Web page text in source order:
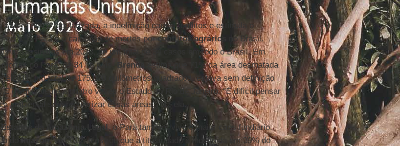
a terra não é regularizada, a indefinição causa conflitos e estimula o
O Pará é o campeão de mortes porconflitos agrários
no Brasil.
assassinatos em 2013, de um total de 34 casos em todo o Brasil. Em
no Pará, de 34 no país.
Brenda
estima que 71% da área desmatada
2011, um total de 175.000 quilômetros quadrados, estava sem definição
É o equivalente a quatro vezes o Estado do Rio de Janeiro. “É difícil pensar
ambiental sem regularizar essas áreas”, diz ela.
Estados da Amazônia Legal, o Pará também vive o maior caos fundiário.
doImazon, de 2012, mostrou que a titularidade é indefinida em 39% do